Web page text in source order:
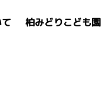
柏みどりこども園